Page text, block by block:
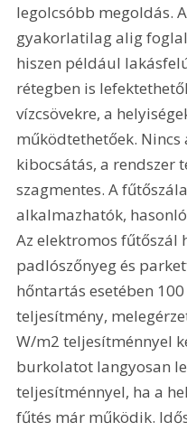
legolcsóbb megoldás.
gyakorlatilag alig
hiszen például
rétegben is
vízcsövekre, a
működtethetőek. Nincs
kibocsátás, a rendszer
szagmentes. A
alkalmazhatók,
Az elektromos fűtőszál
padlószőnyeg és
hőntartás esetében
teljesítmény,
W/m2 teljesítménnyel
burkolatot langyosan
teljesítménnyel, ha a
fűtés már működik.